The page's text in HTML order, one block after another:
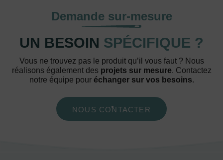
Demande sur-mesure
UN BESOIN SPÉCIFIQUE ?
Vous ne trouvez pas le produit qu’il vous faut ? Nous
réalisons également des projets sur mesure. Contactez
notre équipe pour échanger sur vos besoins.
NOUS CONTACTER